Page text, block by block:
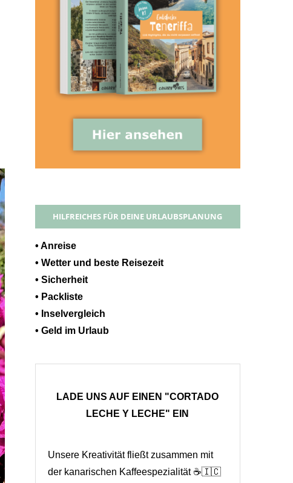
HILFREICHES FÜR DEINE URLAUBSPLANUNG
• Anreise
• Wetter und beste Reisezeit
• Sicherheit
• Packliste
• Inselvergleich
• Geld im Urlaub
LADE UNS AUF EINEN "CORTADO
LECHE Y LECHE" EIN
Unsere Kreativität fließt zusammen mit
der kanarischen Kaffeespezialität ☕🇮🇨